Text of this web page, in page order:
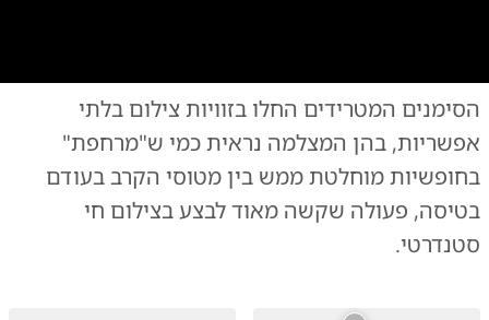
|צילום:צילום: הטלוויזיה הרוסית
הסימנים המטרידים החלו בזוויות צילום בלתי
אפשריות, בהן המצלמה נראית כמי ש"מרחפת"
בחופשיות מוחלטת ממש בין מטוסי הקרב בעודם
בטיסה, פעולה שקשה מאוד לבצע בצילום חי
סטנדרטי.